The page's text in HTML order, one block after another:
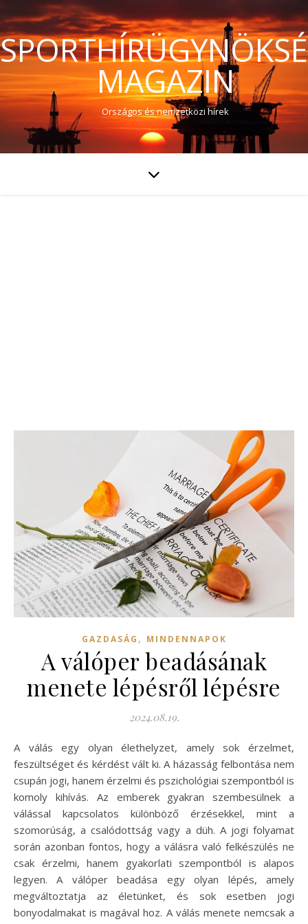
MAGAZIN
Országos és nemzetközi hírek
GAZDASÁG , MINDENNAPOK
A válóper beadásának
menete lépésről lépésre
2024.08.19.
A válás egy olyan élethelyzet, amely sok érzelmet,
feszültséget és kérdést vált ki. A házasság felbontása nem
csupán jogi, hanem érzelmi és pszichológiai szempontból is
komoly kihívás. Az emberek gyakran szembesülnek a
válással kapcsolatos különböző érzésekkel, mint a
szomorúság, a csalódottság vagy a düh. A jogi folyamat
során azonban fontos, hogy a válásra való felkészülés ne
csak érzelmi, hanem gyakorlati szempontból is alapos
legyen. A válóper beadása egy olyan lépés, amely
megváltoztatja az életünket, és sok esetben jogi
bonyodalmakat is magával hoz. A válás menete nemcsak a